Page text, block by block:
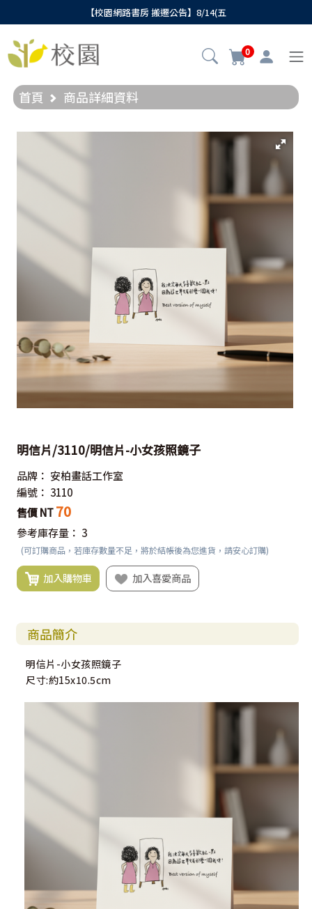
【校園網路書房 搬遷公告】8/14(五
0
首頁 商品詳細資料
明信片/3110/明信片-小女孩照鏡子
品牌： 安柏畫話工作室
編號： 3110
售價 NT 70
參考庫存量： 3
(可訂購商品，若庫存數量不足，將於結帳後為您進貨，請安心訂購)
加入購物車 加入喜愛商品
商品簡介
明信片-小女孩照鏡子
尺寸:約15x10.5cm